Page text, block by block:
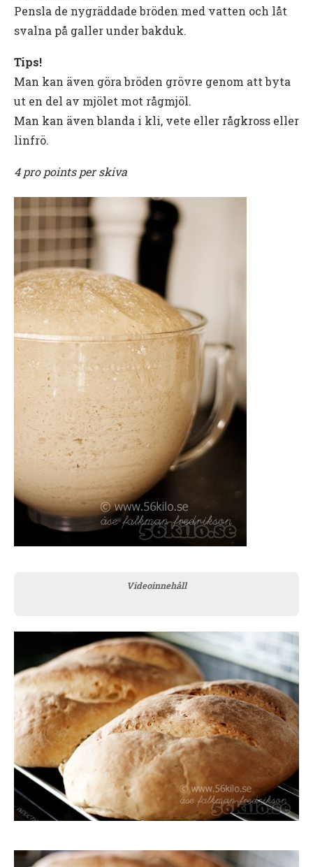
Pensla de nygräddade bröden med vatten och låt
svalna på galler under bakduk.
Tips!
Man kan även göra bröden grövre genom att byta
ut en del av mjölet mot rågmjöl.
Man kan även blanda i kli, vete eller rågkross eller
linfrö.
4 pro points per skiva
Videoinnehåll